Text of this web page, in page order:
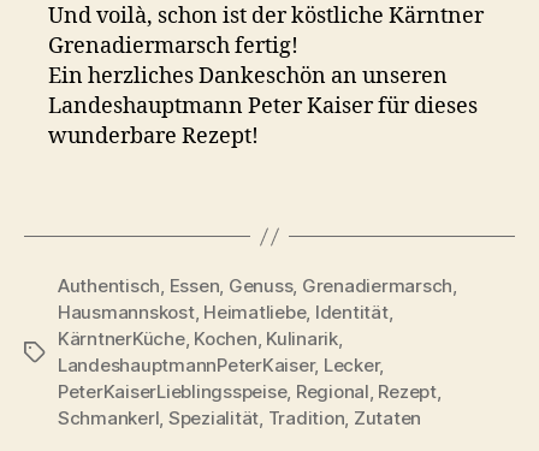
Und voilà, schon ist der köstliche Kärntner
Grenadiermarsch fertig!
Ein herzliches Dankeschön an unseren
Landeshauptmann Peter Kaiser für dieses
wunderbare Rezept!
Schlagwörter
Authentisch, Essen, Genuss, Grenadiermarsch,
Hausmannskost, Heimatliebe, Identität,
KärntnerKüche, Kochen, Kulinarik,
LandeshauptmannPeterKaiser, Lecker,
PeterKaiserLieblingsspeise, Regional, Rezept,
Schmankerl, Spezialität, Tradition, Zutaten